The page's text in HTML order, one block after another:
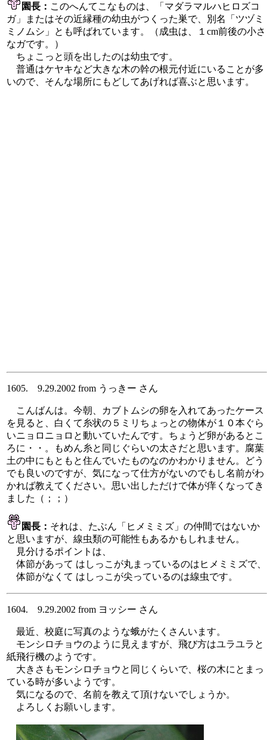
園長： このへんてこなものは、「マダラマルハヒロズコ
ガ」またはその近縁種の幼虫がつくった巣で、別名「ツヅミ
ミノムシ」とも呼ばれています。（成虫は、１cm前後の小さ
なガです。）
ちょこっと頭を出したのは幼虫です。
普通はケヤキなど大きな木の幹の根元付近にいることが多
いので、そんな場所にもどしてあげれば喜ぶと思います。
1605. 9.29.2002 from うっきー さん
こんばんは。今朝、カブトムシの卵を入れてあったケース
を見ると、白くて糸状の５ミリちょっとの物体が１０本ぐら
いニョロニョロと動いていたんです。ちょうど卵があるとこ
ろに・・。もめん糸と同じぐらいの太さだと思います。腐葉
土の中にもともと住んでいたものなのかわかりません。どう
でも良いのですが、気になって仕方がないのでもし名前がわ
かれば教えてください。思い出しただけで体が痒くなってき
ました（；；）
園長： それは、たぶん「ヒメミミズ」の仲間ではないか
と思いますが、線虫類の可能性もあるかもしれません。
見分けるポイントは、
体節があって はしっこが丸まっているのはヒメミミズで、
体節がなくて はしっこが尖っているのは線虫です。
1604. 9.29.2002 from ヨッシー さん
最近、校庭に写真のような蛾がたくさんいます。
モンシロチョウのように見えますが、飛び方はユラユラと
紙飛行機のようです。
大きさもモンシロチョウと同じくらいで、桜の木にとまっ
ている時が多いようです。
気になるので、名前を教えて頂けないでしょうか。
よろしくお願いします。